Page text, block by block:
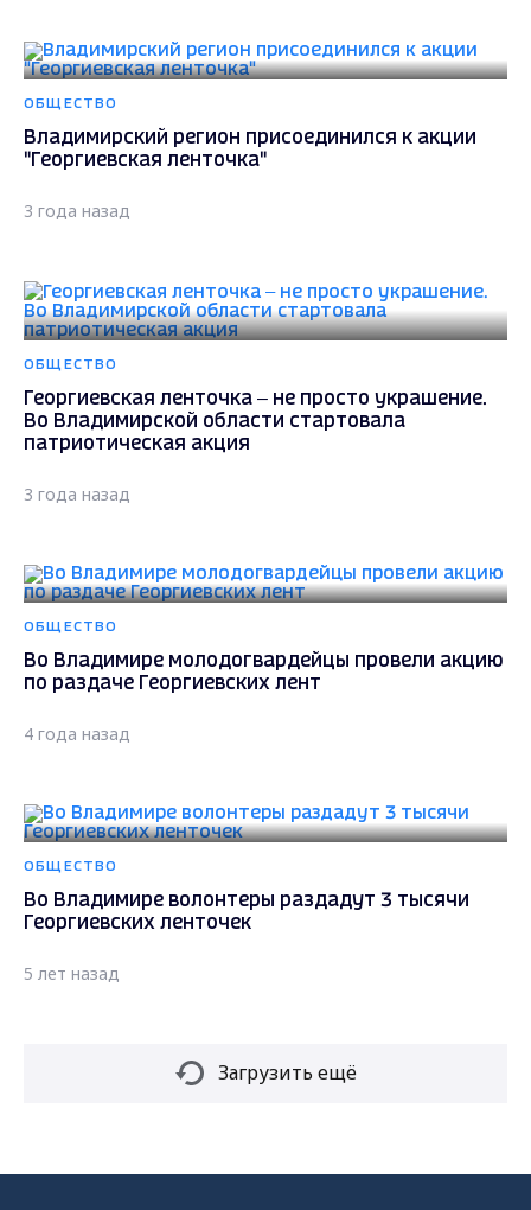
ОБЩЕСТВО
Владимирский регион присоединился к акции
"Георгиевская ленточка"
3 года назад
ОБЩЕСТВО
Георгиевская ленточка – не просто украшение.
Во Владимирской области стартовала
патриотическая акция
3 года назад
ОБЩЕСТВО
Во Владимире молодогвардейцы провели акцию
по раздаче Георгиевских лент
4 года назад
ОБЩЕСТВО
Во Владимире волонтеры раздадут 3 тысячи
Георгиевских ленточек
5 лет назад
Загрузить ещё